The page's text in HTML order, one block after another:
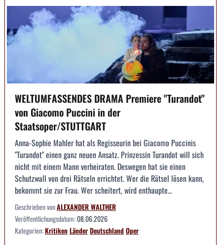
WELTUMFASSENDES DRAMA Premiere "Turandot"
von Giacomo Puccini in der
Staatsoper/STUTTGART
Anna-Sophie Mahler hat als Regisseurin bei Giacomo Puccinis
"Turandot" einen ganz neuen Ansatz. Prinzessin Turandot will sich
nicht mit einem Mann verheiraten. Deswegen hat sie einen
Schutzwall von drei Rätseln errichtet. Wer die Rätsel lösen kann,
bekommt sie zur Frau. Wer scheitert, wird enthaupte...
Geschrieben vonALEXANDER WALTHER
Veröffentlichungsdatum:08.06.2026
Kategorien:KritikenLänderDeutschlandOper